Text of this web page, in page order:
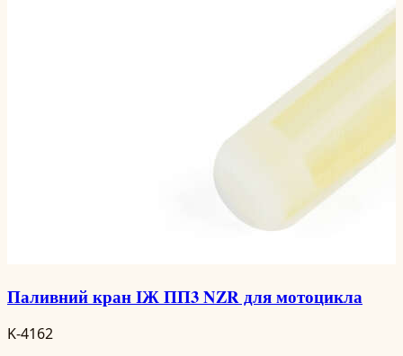
Паливний кран ІЖ ПП3 NZR для мотоцикла
K-4162